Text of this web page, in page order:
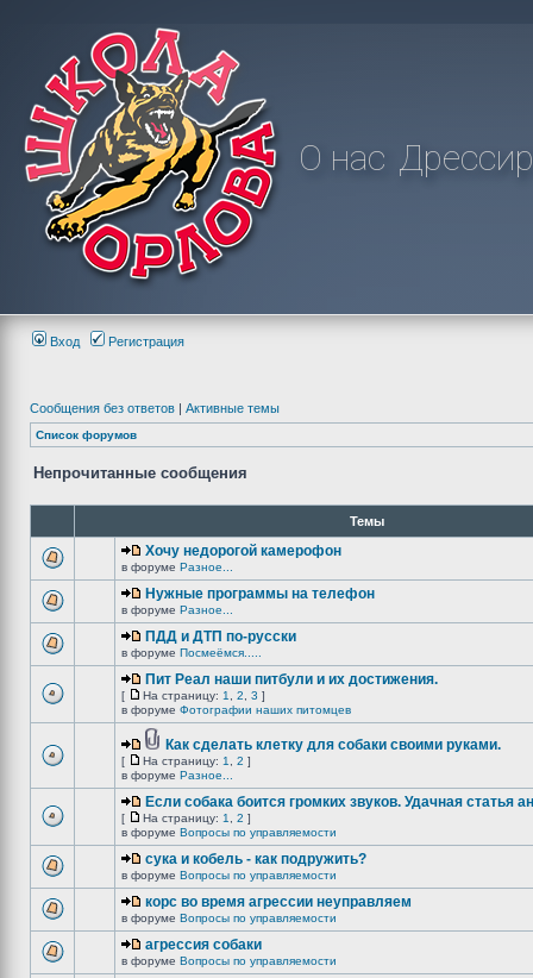
О нас
Вход Регистрация
Сообщения без ответов | Активные темы
Список форумов
Непрочитанные сообщения
Темы
Хочу недорогой камерофон
в форуме Разное...
Нужные программы на телефон
в форуме Разное...
ПДД и ДТП по-русски
в форуме Посмеёмся.....
Пит Реал наши питбули и их достижения.
[ На страницу: 1 2 3 ]
в форуме Фотографии наших питомцев
Как сделать клетку для собаки своими руками.
[ На страницу: 1 2 ]
в форуме Разное...
Если собака боится громких звуков. Удачная статья
[ На страницу: 1 2 ]
в форуме Вопросы по управляемости
сука и кобель - как подружить?
в форуме Вопросы по управляемости
корс во время агрессии неуправляем
в форуме Вопросы по управляемости
агрессия собаки
в форуме Вопросы по управляемости